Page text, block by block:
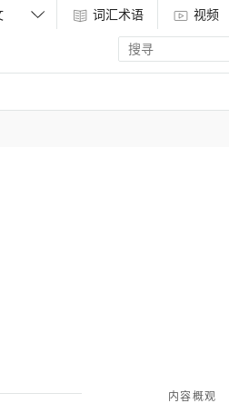
词汇术语 视频
Enter
search
term
内容概观